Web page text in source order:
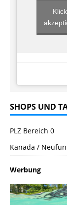
SHOPS UND
PLZ Bereich 0
Kanada /
Werbung